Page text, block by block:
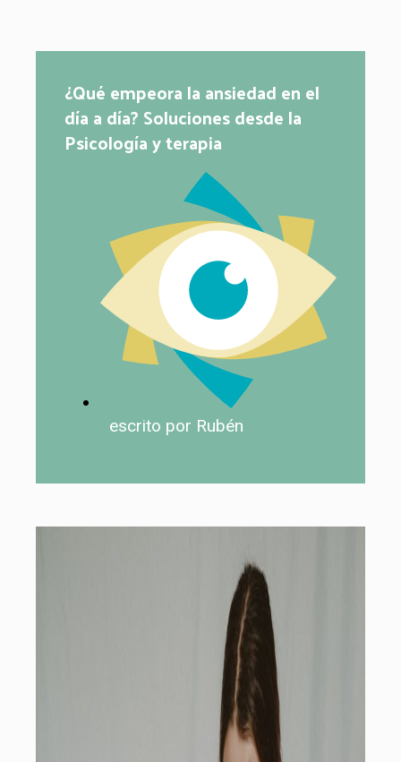
¿Qué empeora la ansiedad en el
día a día? Soluciones desde la
Psicología y terapia
escrito por Rubén